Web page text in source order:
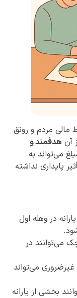
مالی مردم و رونق
آن هدفمند و
می‌تواند به
پایداری نداشته
در وهله اول
می‌توانند در
می‌تواند
بخشی از یارانه